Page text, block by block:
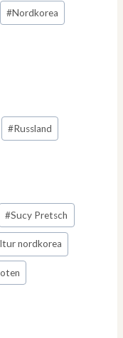
#Nordkorea
#Russland
#Sucy Pretsch
nordkorea